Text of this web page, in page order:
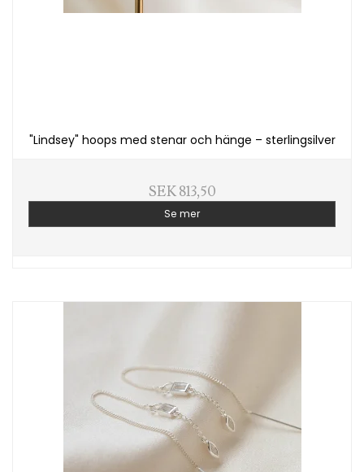
"Lindsey" hoops med stenar och hänge – sterlingsilver
SEK 813,50
Se mer